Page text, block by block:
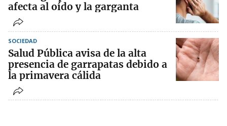
afecta al oído y la garganta
SOCIEDAD
Salud Pública avisa de la alta
presencia de garrapatas debido a
la primavera cálida